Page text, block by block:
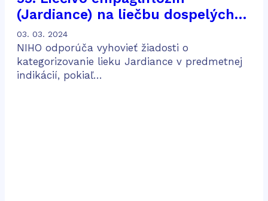
(Jardiance) na liečbu dospelých
pacientov s chronickou chorobou
obličiek
03. 03. 2024
NIHO odporúča vyhovieť žiadosti o
kategorizovanie lieku Jardiance v predmetnej
indikácií, pokiaľ…